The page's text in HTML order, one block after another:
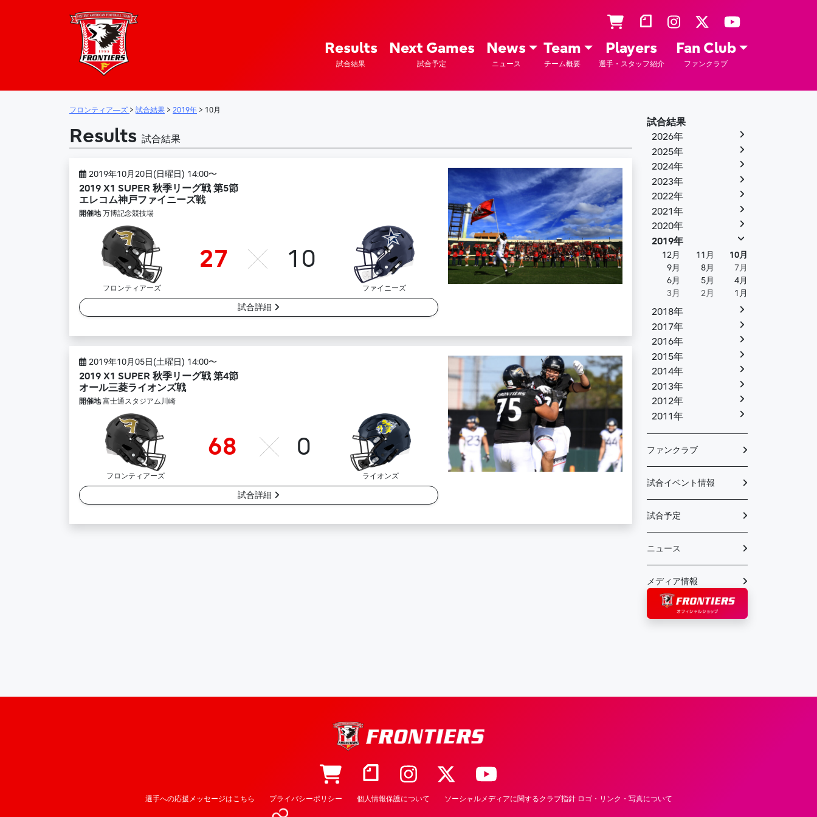
メインナビゲーション
Results
試合結果
Next Games
試合予定
News
ニュース
Team
チーム概要
Players
選手・スタッフ紹介
Fan Club
ファンクラブ
フロンティア―ズ > 試合結果 > 2019年 > 10月
Results 試合結果
2019年10月20日(日曜日) 14:00〜
2019 X1 SUPER 秋季リーグ戦 第5節
エレコム神戸ファイニーズ戦
開催地万博記念競技場
フロンティアーズ
27 10
ファイニーズ
試合詳細
2019年10月05日(土曜日) 14:00〜
2019 X1 SUPER 秋季リーグ戦 第4節
オール三菱ライオンズ戦
開催地富士通スタジアム川崎
フロンティアーズ
68 0
ライオンズ
試合詳細
試合結果
2026年
2025年
2024年
2023年
2022年
2021年
2020年
2019年
12月 11月
10月
9月
8月
7月
6月
5月
4月
3月
2月 1月
2018年
2017年
2016年
2015年
2014年
2013年
2012年
2011年
ファンクラブ
試合イベント情報
試合予定
ニュース
メディア情報
選手への応援メッセージはこちら プライバシーポリシー 個人情報保護について ソーシャルメディアに関するクラブ指針 ロゴ・リンク・写真について